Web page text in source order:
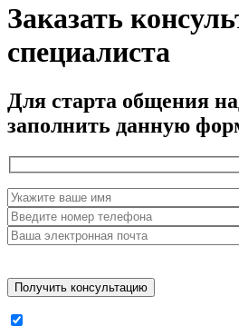
Заказать
специалиста
Для старта общения
заполнить данную